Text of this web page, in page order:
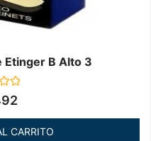
Etinger B Alto 3
CARRITO